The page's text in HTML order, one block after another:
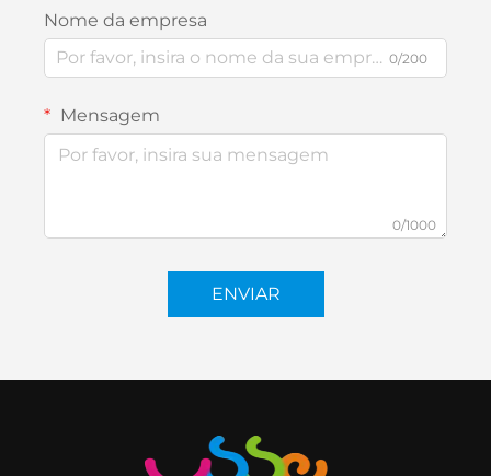
Nome da empresa
0/200
Mensagem
0/1000
ENVIAR